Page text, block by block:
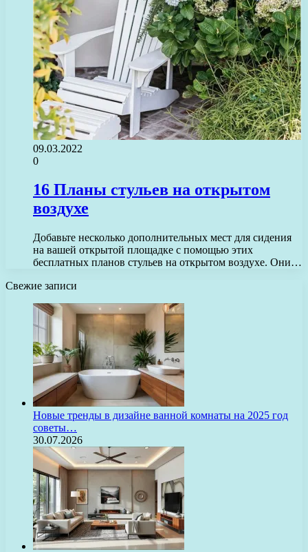
09.03.2022
0
16 Планы стульев на открытом
воздухе
Добавьте несколько дополнительных мест для сидения
на вашей открытой площадке с помощью этих
бесплатных планов стульев на открытом воздухе. Они…
Свежие записи
Новые тренды в дизайне ванной комнаты на 2025 год
советы…
30.07.2026